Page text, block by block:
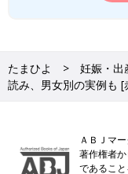
たまひよ 妊娠・出
読み、男女別の実例も
ＡＢＪマ
著作権者
であるこ